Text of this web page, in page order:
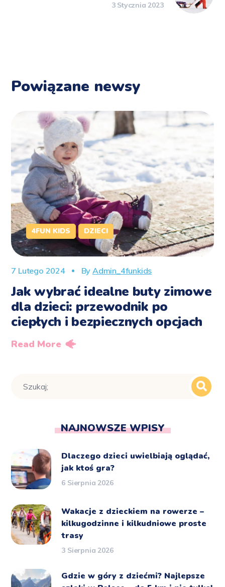
3 Stycznia 2023
Powiązane newsy
4FUN KIDS DZIECI
7 Lutego 2024 ByAdmin_4funkids
Jak wybrać idealne buty zimowe
dla dzieci: przewodnik po
ciepłych i bezpiecznych opcjach
Read More
NAJNOWSZE WPISY
Dlaczego dzieci uwielbiają oglądać,
jak ktoś gra?
6 Sierpnia 2026
Wakacje z dzieckiem na rowerze –
kilkugodzinne i kilkudniowe proste
trasy
3 Sierpnia 2026
Gdzie w góry z dziećmi? Najlepsze